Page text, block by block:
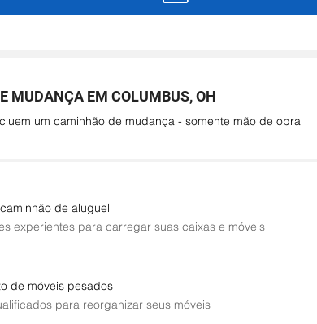
MUDANÇA EM COLUMBUS, OH
um caminhão de mudança - somente mão de obra
de aluguel
experientes para carregar suas caixas e móveis
de móveis pesados
para reorganizar seus móveis